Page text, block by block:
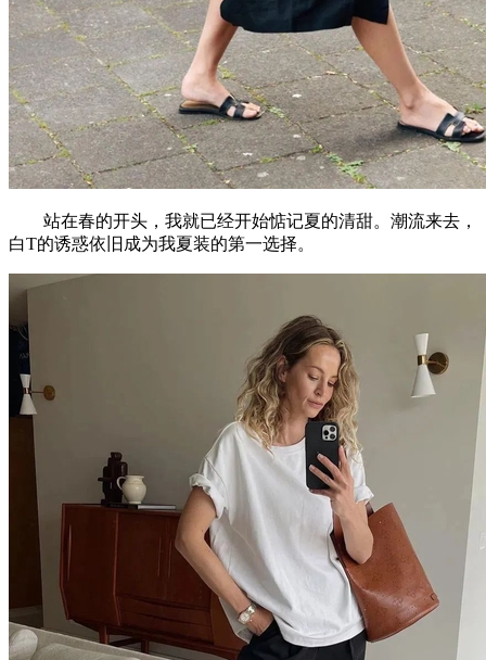
站在春的开头，我就已经开始惦记夏的清甜。潮流来去，
白T的诱惑依旧成为我夏装的第一选择。